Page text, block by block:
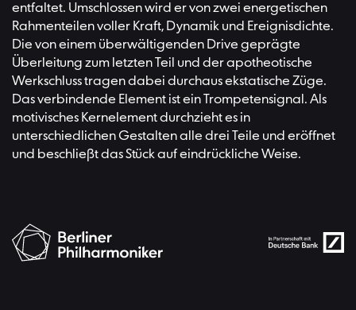
entfaltet. Umschlossen wird er von zwei energetischen
Rahmenteilen voller Kraft, Dynamik und Ereignisdichte.
Die von einem überwältigenden Drive geprägte
Überleitung zum letzten Teil und der apotheotische
Werkschluss tragen dabei durchaus ekstatische Züge.
Das verbindende Element ist ein Trompetensignal. Als
motivisches Kernelement durchzieht es in
unterschiedlichen Gestalten alle drei Teile und eröffnet
und beschließt das Stück auf eindrückliche Weise.